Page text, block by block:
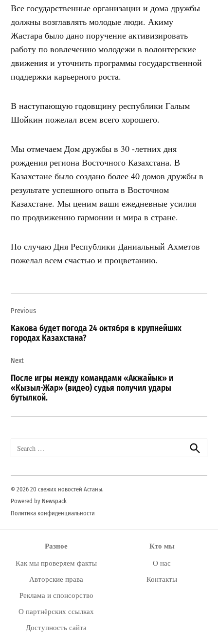
Все государственные организации и дома дружбы
должны возглавлять молодые люди. Акиму
Жастара было дано поручение активизировать
работу по вовлечению молодежи в волонтерские
движения и уточнить программы государственной
поддержки карьерного роста.
В наступающую годовщину республики Галым
Шойкин пожелал всем всего хорошего.
Мы отмечаем Дом дружбы в 30 -летних дня
рождения региона Восточного Казахстана. В
Казахстане было создано более 40 домов дружбы в
результате успешного опыта в Восточном
Казахстане. Мы ценим ваши ежедневные усилия
по продвижению гармонии и мира в стране.
По случаю Дня Республики Даниальный Ахметов
пожелал всем счастью и процветанию.
по
записям
Previous
Какова будет погода 24 октября в крупнейших
городах Казахстана?
Next
После игры между командами «Акжайык» и
«Кызыл-Жар» (видео) судья получил удары
бутылкой.
for:
Search
© 2026 20 свежих новостей Астаны.
Powered by Newspack
Политика конфиденциальности
Разное
Как мы проверяем факты
Авторские права
Реклама и спонсорство
О партнёрских ссылках
Доступность сайта
Кто мы
О нас
Контакты